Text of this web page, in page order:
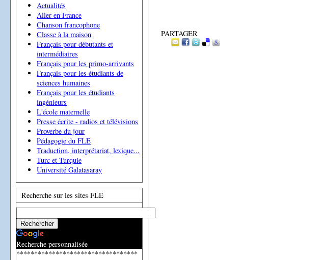
Actualités
Aller en France
Chanson francophone
Classe à la maison
Français pour débutants et
intermédiaires
Français pour les primo-arrivants
Français pour les étudiants de
sciences humaines
Français pour les étudiants
ingénieurs
L'école maternelle
Presse écrite - radios et télévisions
Proverbe du jour
Pédagogie du FLE
Traduction, interprétariat, lexique...
Turc et Turquie
Université Galatasaray
Recherche sur les sites FLE
Recherche personnalisée
**********************************
PARTAGER